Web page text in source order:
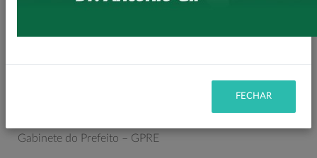
Gabinete do Prefeito – GPRE
FECHAR